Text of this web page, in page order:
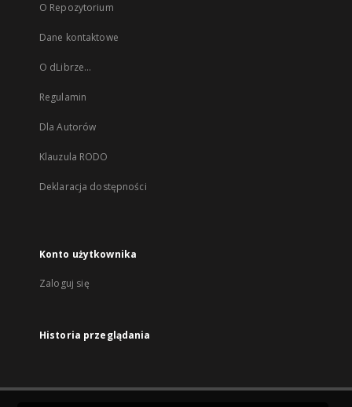
O Repozytorium
Dane kontaktowe
O dLibrze...
Regulamin
Dla Autorów
Klauzula RODO
Deklaracja dostępności
Konto użytkownika
Zaloguj się
Historia przeglądania